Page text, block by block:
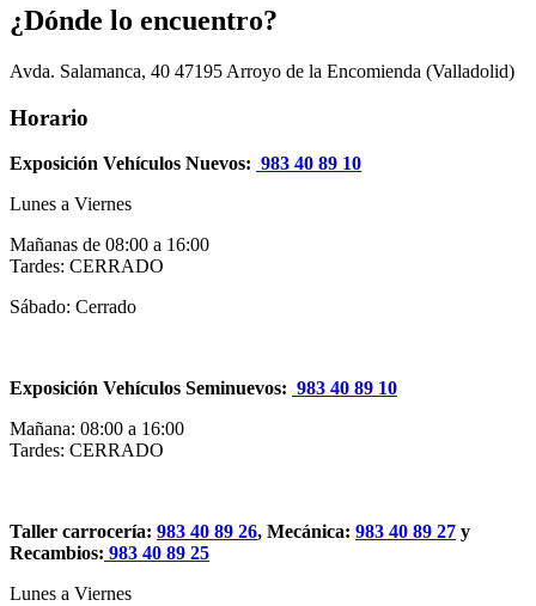
¿Dónde lo encuentro?
Avda. Salamanca, 40 47195 Arroyo de la Encomienda (Valladolid)
Horario
Exposición Vehículos Nuevos: 983 40 89 10
Lunes a Viernes
Mañanas de 08:00 a 16:00
Tardes: CERRADO
Sábado: Cerrado
Exposición Vehículos Seminuevos: 983 40 89 10
Mañana: 08:00 a 16:00
Tardes: CERRADO
Taller carrocería: 983 40 89 26, Mecánica: 983 40 89 27 y
Recambios: 983 40 89 25
Lunes a Viernes